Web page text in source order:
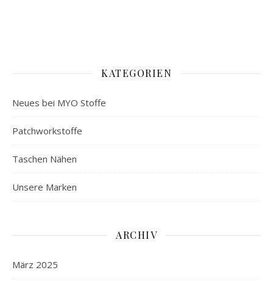
KATEGORIEN
Neues bei MYO Stoffe
Patchworkstoffe
Taschen Nähen
Unsere Marken
ARCHIV
März 2025